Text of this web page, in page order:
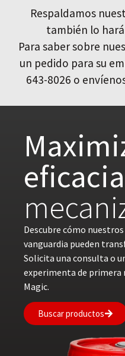
Respaldamos
también lo
Para saber sobre
un pedido para su
643-8026 o
Descubre cómo
vanguardia pueden
Solicita una consulta o
experimenta de primera
Magic.
Buscar productos